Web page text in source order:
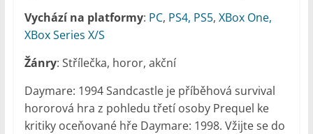
Vychází na platformy: PC, PS4, PS5, XBox One,
XBox Series X/S
Žánry: Střílečka, horor, akční
Daymare: 1994 Sandcastle je příběhová survival
hororová hra z pohledu třetí osoby Prequel ke
kritiky oceňované hře Daymare: 1998. Vžijte se do